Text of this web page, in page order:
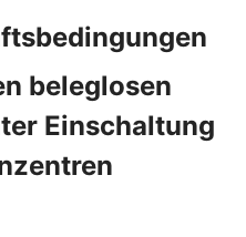
beleglosen
Einschaltung